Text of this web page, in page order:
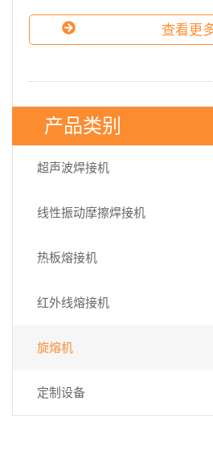
产品类别
超声波焊接机
线性振动摩擦焊接机
热板熔接机
红外线熔接机
旋熔机
定制设备
查看更